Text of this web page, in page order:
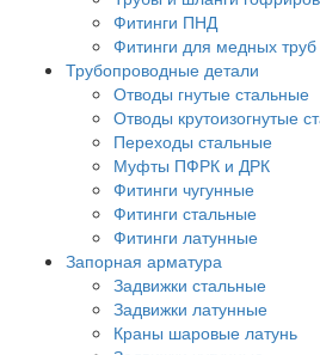
Фитинги ПНД
Фитинги для медных труб
Трубопроводные детали
Отводы гнутые стальные
Отводы крутоизогнутые
Переходы стальные
Муфты ПФРК и ДРК
Фитинги чугунные
Фитинги стальные
Фитинги латунные
Запорная арматура
Задвижки стальные
Задвижки латунные
Краны шаровые латунь